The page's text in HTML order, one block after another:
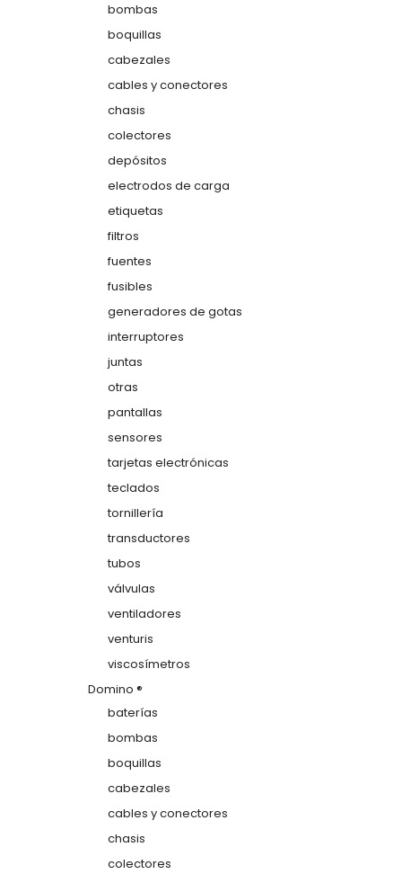
bombas
boquillas
cabezales
cables y conectores
chasis
colectores
depósitos
electrodos de carga
etiquetas
filtros
fuentes
fusibles
generadores de gotas
interruptores
juntas
otras
pantallas
sensores
tarjetas electrónicas
teclados
tornillería
transductores
tubos
válvulas
ventiladores
venturis
viscosímetros
Domino ®
baterías
bombas
boquillas
cabezales
cables y conectores
chasis
colectores